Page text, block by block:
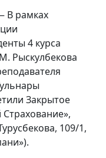
В рамках
4 курса
Рыскулбекова
Закрытое
109/1,